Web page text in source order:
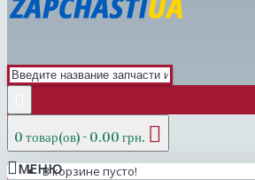
0 товар(ов) - 0.00 грн.
В корзине пусто!
МЕНЮ